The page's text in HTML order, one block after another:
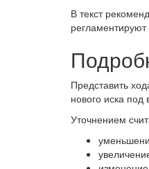
В текст
Представить
нового иска
Уточнением